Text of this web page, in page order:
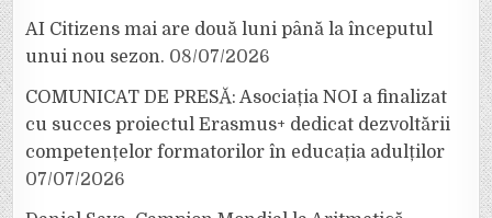
AI Citizens mai are două luni până la începutul
unui nou sezon. 08/07/2026
COMUNICAT DE PRESĂ: Asociația NOI a finalizat
cu succes proiectul Erasmus+ dedicat dezvoltării
competențelor formatorilor în educația adulților
07/07/2026